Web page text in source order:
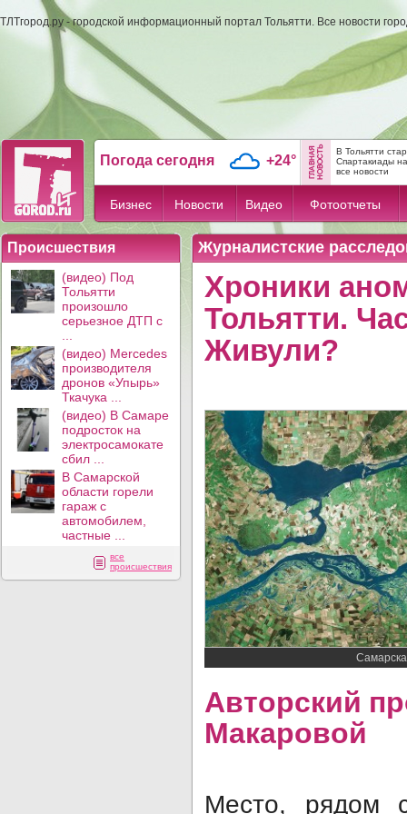
ТЛТгород.ру - городской информационный портал Тольятти. Все новости
Погода сегодня +24°
В Тольятти
Спартакиады
все новости
Бизнес Новости Видео Фотоотчеты
Происшествия
(видео) Под
Тольятти
произошло
серьезное ДТП с
(видео) Mercedes
производителя
дронов «Упырь»
Ткачука ...
(видео) В Самаре
подросток на
электросамокате
сбил ...
В Самарской
области горели
гараж с
автомобилем,
частные ...
все
происшествия
Журналистские
Хроники
Тольятти.
Живули?
Авторский
Макаровой
Место, рядом